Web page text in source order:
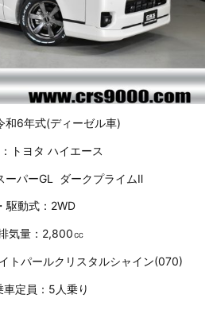
和6年式(ディーゼル車)
：トヨタ ハイエース
ーパーGL ダークプライムⅡ
・駆動式：2WD
気量：2,800㏄
トパールクリスタルシャイン(070)
車定員：5人乗り